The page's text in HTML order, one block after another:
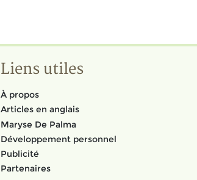
Liens utiles
À propos
Articles en anglais
Maryse De Palma
Développement personnel
Publicité
Partenaires